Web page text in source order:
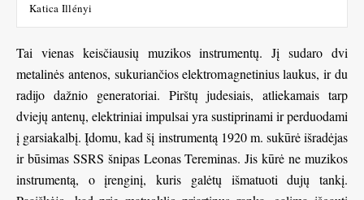
Katica Illényi
Tai vienas keisčiausių muzikos instrumentų. Jį sudaro dvi
metalinės antenos, sukuriančios elektromagnetinius laukus, ir du
radijo dažnio generatoriai. Pirštų judesiais, atliekamais tarp
dviejų antenų, elektriniai impulsai yra sustiprinami ir perduodami
į garsiakalbį. Įdomu, kad šį instrumentą 1920 m. sukūrė išradėjas
ir būsimas SSRS šnipas Leonas Tereminas. Jis kūrė ne muzikos
instrumentą, o įrenginį, kuris galėtų išmatuoti dujų tankį.